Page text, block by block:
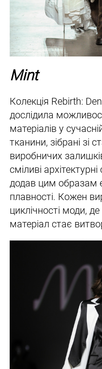
Mint
Колекція Rebirth:
дослідила
матеріалів у
тканини, зібрані зі
виробничих
сміливі
додав цим образам
плавності. Кожен
циклічності моди,
матеріал стає